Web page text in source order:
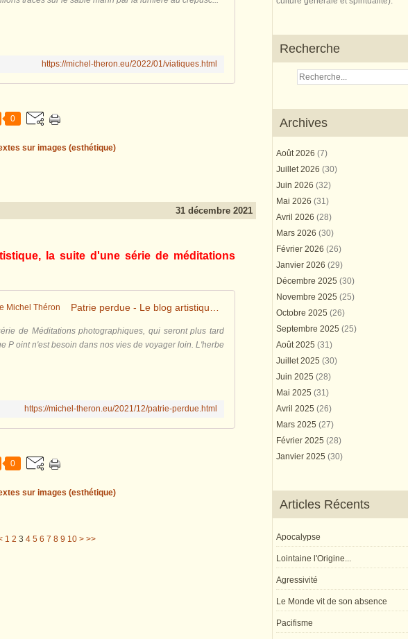
https://michel-theron.eu/2022/01/viatiques.html
0
sur images (esthétique)
31 décembre 2021
la suite d'une série de méditations
de Méditations photographiques, qui seront plus tard
P oint n'est besoin dans nos vies de voyager loin. L'herbe
https://michel-theron.eu/2021/12/patrie-perdue.html
0
sur images (esthétique)
1 2 3 4 5 6 7 8 9 10 > >>
Recherche
Archives
Août 2026 (7)
Juillet 2026 (30)
Juin 2026 (32)
Mai 2026 (31)
Avril 2026 (28)
Mars 2026 (30)
Février 2026 (26)
Janvier 2026 (29)
Décembre 2025 (30)
Novembre 2025 (25)
Octobre 2025 (26)
Septembre 2025 (25)
Août 2025 (31)
Juillet 2025 (30)
Juin 2025 (28)
Mai 2025 (31)
Avril 2025 (26)
Mars 2025 (27)
Février 2025 (28)
Janvier 2025 (30)
Articles Récents
Apocalypse
Lointaine l'Origine...
Agressivité
Le Monde vit de son absence
Pacifisme